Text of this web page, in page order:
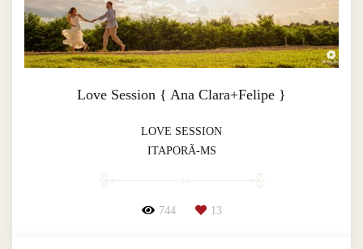
Love Session { Ana Clara+Felipe }
LOVE SESSION
ITAPORÃ-MS
744 13